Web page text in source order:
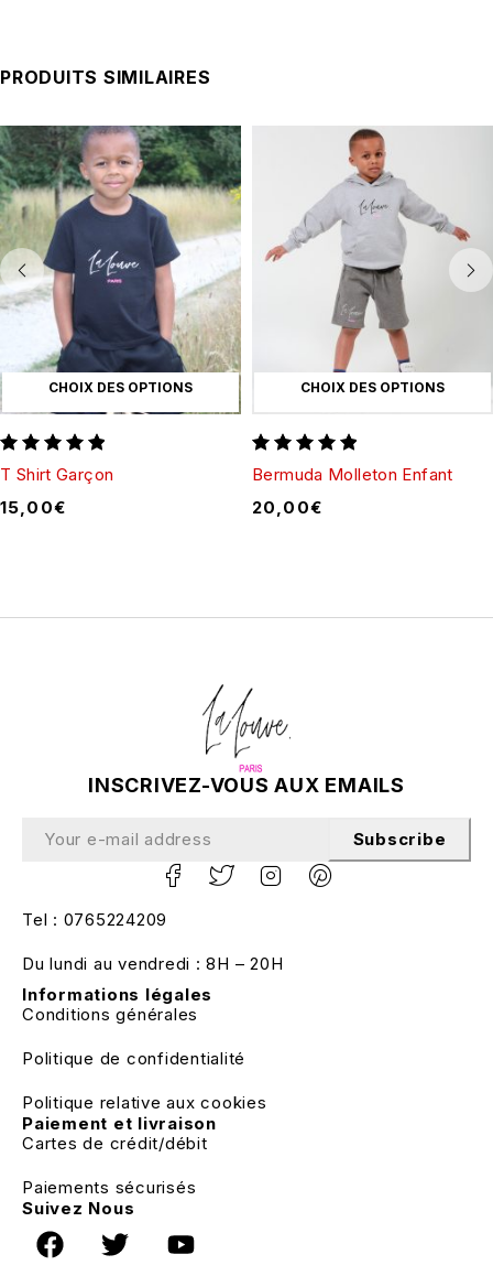
PRODUITS SIMILAIRES
CHOIX DES OPTIONS
T Shirt Garçon
15,00€
CHOIX DES OPTIONS
Bermuda Molleton Enfant
20,00€
INSCRIVEZ-VOUS AUX EMAILS
Subscribe
Tel : 0765224209
Du lundi au vendredi : 8H – 20H
Informations légales
Conditions générales
Politique de confidentialité
Politique relative aux cookies
Paiement et livraison
Cartes de crédit/débit
Paiements sécurisés
Suivez Nous